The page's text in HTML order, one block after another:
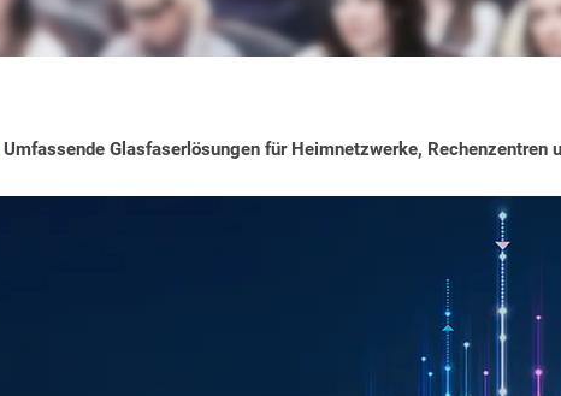
Umfassende Glasfaserlösungen für Heimnetzwerke, Rechenzentren